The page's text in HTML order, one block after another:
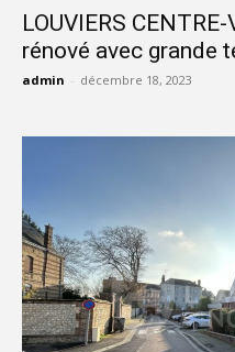
LOUVIERS
rénové avec grande
admin - décembre 18, 2023